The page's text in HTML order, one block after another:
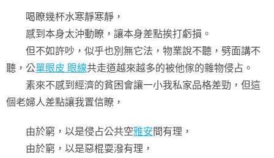
喝瞭幾杯水寒靜寒靜，
感到本身太沖動瞭，讓本身差點挨打虧損。
但不如許吵，似乎也別無它法，物業說不聽，劈面講不
聽，公單眼皮 眼線共走道越來越多的被他傢的雜物侵占。
素來不感到經濟的貧困會讓一小我私家品格差勁，但這
個老婦人差點讓我置信瞭，
由於窮，以是侵占公共空雅安間有理，
由於窮，以是惡棍耍潑有理，